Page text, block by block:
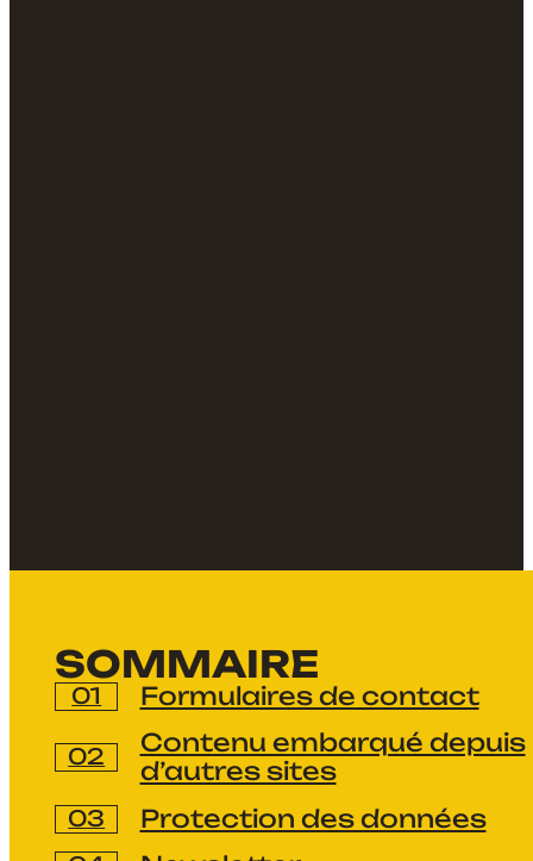
SOMMAIRE
Formulaires de contact
Contenu embarqué depuis
d’autres sites
Protection des données